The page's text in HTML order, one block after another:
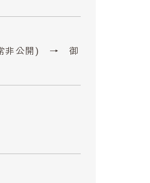
非公開) → 御